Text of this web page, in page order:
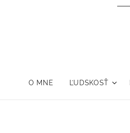
O MNE ĽUDSKOSŤ